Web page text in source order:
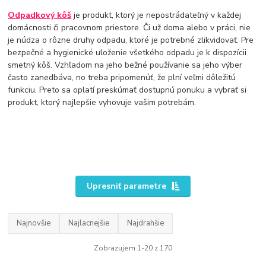
Odpadkový kôš je produkt, ktorý je nepostrádateľný v každej
domácnosti či pracovnom priestore. Či už doma alebo v práci, nie
je núdza o rôzne druhy odpadu, ktoré je potrebné zlikvidovať. Pre
bezpečné a hygienické uloženie všetkého odpadu je k dispozícii
smetný kôš. Vzhľadom na jeho bežné používanie sa jeho výber
často zanedbáva, no treba pripomenúť, že plní veľmi dôležitú
funkciu. Preto sa oplatí preskúmať dostupnú ponuku a vybrať si
produkt, ktorý najlepšie vyhovuje vašim potrebám.
Upresniť parametre
Najnovšie Najlacnejšie Najdrahšie
Zobrazujem 1-20 z 170